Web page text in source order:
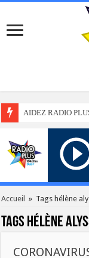
AIDEZ RADIO
Accueil » Tags hélène
Tags hélène